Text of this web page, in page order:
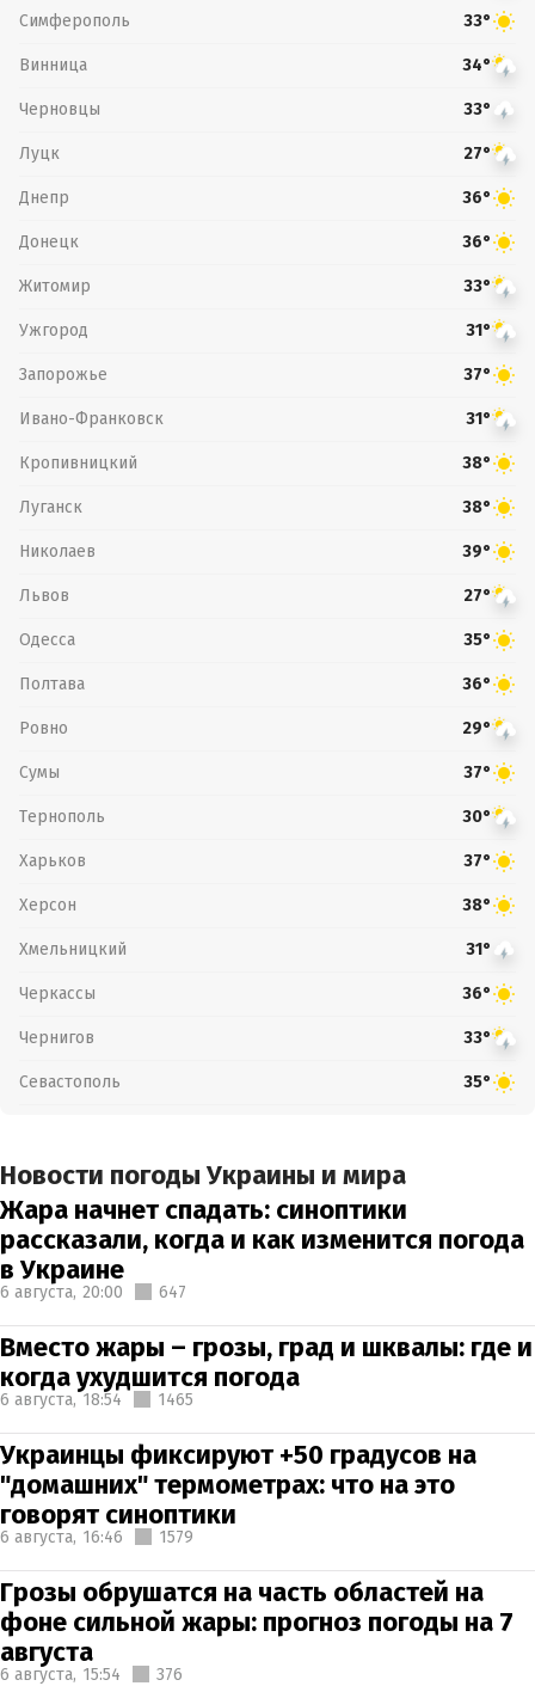
Симферополь 33°
Винница 34°
Черновцы 33°
Луцк 27°
Днепр 36°
Донецк 36°
Житомир 33°
Ужгород 31°
Запорожье 37°
Ивано-Франковск 31°
Кропивницкий 38°
Луганск 38°
Николаев 39°
Львов 27°
Одесса 35°
Полтава 36°
Ровно 29°
Сумы 37°
Тернополь 30°
Харьков 37°
Херсон 38°
Хмельницкий 31°
Черкассы 36°
Чернигов 33°
Севастополь 35°
Новости погоды Украины и мира
Жара начнет спадать: синоптики
рассказали, когда и как изменится погода
в Украине
6 августа, 20:00 647
Вместо жары – грозы, град и шквалы: где и
когда ухудшится погода
6 августа, 18:54 1465
Украинцы фиксируют +50 градусов на
"домашних" термометрах: что на это
говорят синоптики
6 августа, 16:46 1579
Грозы обрушатся на часть областей на
фоне сильной жары: прогноз погоды на 7
августа
6 августа, 15:54 376